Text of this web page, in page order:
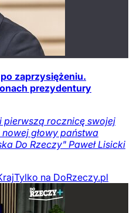
zaprzysiężeniu.
prezydentury
rocznicę swojej
głowy państwa
Do Rzeczy" Paweł Lisicki
Tylko na DoRzeczy.pl